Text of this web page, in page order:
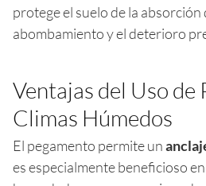
protege el suelo de la absorción
abombamiento y el deterioro
Ventajas del Uso de
Climas Húmedos
El pegamento permite un
es especialmente beneficioso